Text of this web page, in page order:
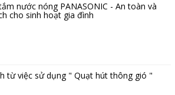
nước nóng PANASONIC - An toàn và
cho sinh hoạt gia đình
từ việc sử dụng " Quạt hút thông gió "